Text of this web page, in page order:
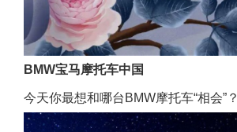
BMW宝马摩托车中国
今天你最想和哪台BMW摩托车“相会”？